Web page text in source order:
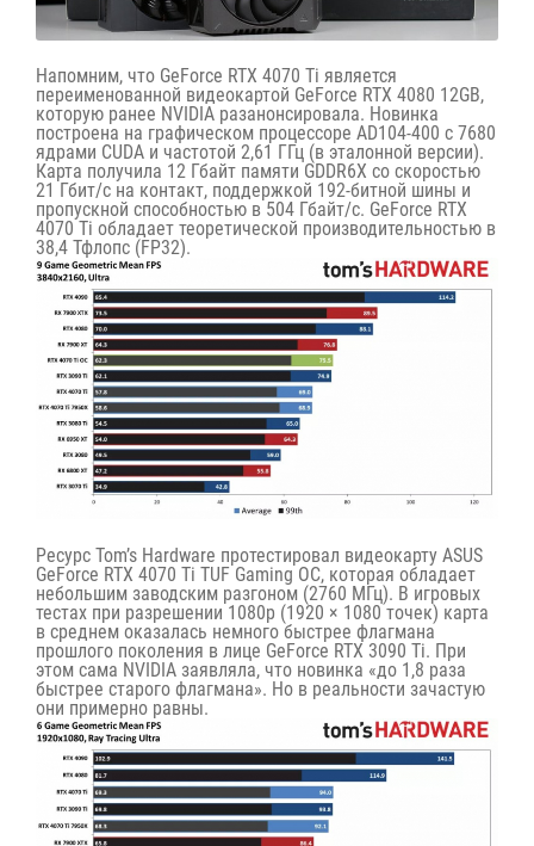
Напомним, что GeForce RTX 4070 Ti является
переименованной видеокартой GeForce RTX 4080 12GB,
которую ранее NVIDIA разанонсировала. Новинка
построена на графическом процессоре AD104-400 с 7680
ядрами CUDA и частотой 2,61 ГГц (в эталонной версии).
Карта получила 12 Гбайт памяти GDDR6X со скоростью
21 Гбит/с на контакт, поддержкой 192-битной шины и
пропускной способностью в 504 Гбайт/с. GeForce RTX
4070 Ti обладает теоретической производительностью в
38,4 Тфлопс (FP32).
Ресурс Tom’s Hardware протестировал видеокарту ASUS
GeForce RTX 4070 Ti TUF Gaming OC, которая обладает
небольшим заводским разгоном (2760 МГц). В игровых
тестах при разрешении 1080р (1920 × 1080 точек) карта
в среднем оказалась немного быстрее флагмана
прошлого поколения в лице GeForce RTX 3090 Ti. При
этом сама NVIDIA заявляла, что новинка «до 1,8 раза
быстрее старого флагмана». Но в реальности зачастую
они примерно равны.